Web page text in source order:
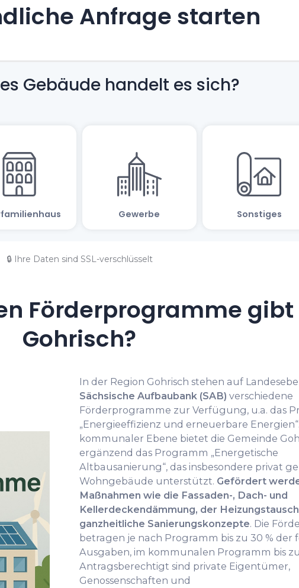
Anfrage starten
🔒 Ihre Daten sind SSL-verschlüsselt
Förderprogramme gibt
Gohrisch?
In der Region Gohrisch stehen auf
Sächsische Aufbaubank (SAB) verschiedene
Förderprogramme zur Verfügung, u.a. das
„Energieeffizienz und erneuerbare
kommunaler Ebene bietet die Gemeinde
ergänzend das Programm „Energetische
Altbausanierung“, das insbesondere privat
Wohngebäude unterstützt. Gefördert
Maßnahmen wie die Fassaden-, Dach- und
Kellerdeckendämmung, der
ganzheitliche Sanierungskonzepte. Die
betragen je nach Programm bis zu 30 % der
Ausgaben, im kommunalen Programm bis
Antragsberechtigt sind private Eigentümer,
Genossenschaften und